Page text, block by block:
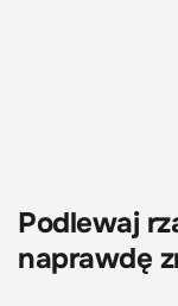
Podlewaj
naprawdę